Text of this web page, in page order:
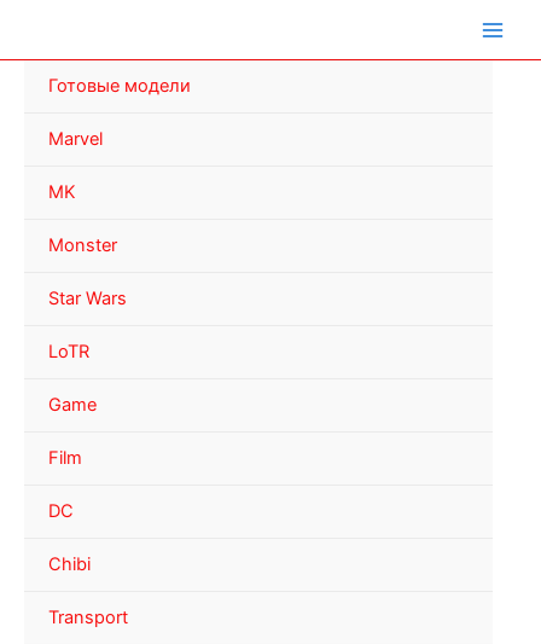
Готовые модели
Marvel
MK
Monster
Star Wars
LoTR
Game
Film
DC
Chibi
Transport